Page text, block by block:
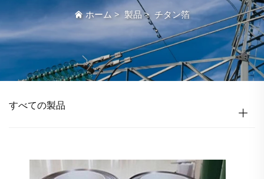
ホーム > 製品> チタン箔
すべての製品